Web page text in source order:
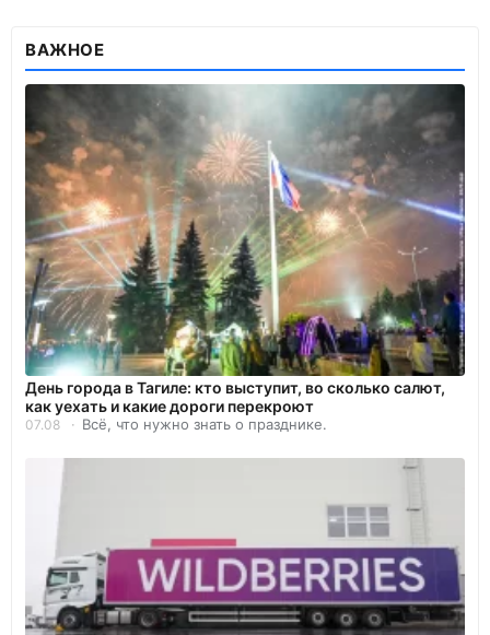
ВАЖНОЕ
День города в Тагиле: кто выступит, во сколько салют,
как уехать и какие дороги перекроют
07.08 Всё, что нужно знать о празднике.